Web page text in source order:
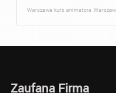
Warszawa kurs animatora
Zaufana Firma